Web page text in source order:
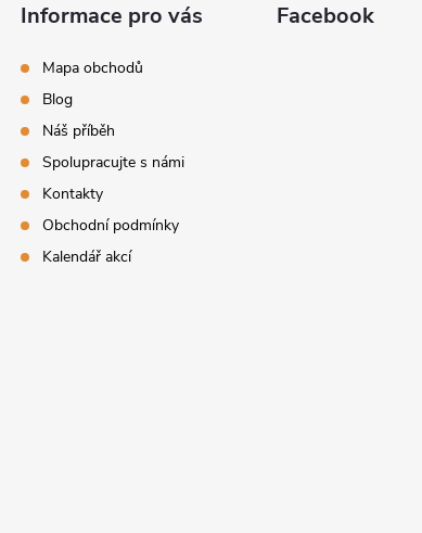
Informace pro vás
Mapa obchodů
Blog
Náš příběh
Spolupracujte s námi
Kontakty
Obchodní podmínky
Kalendář akcí
Facebook